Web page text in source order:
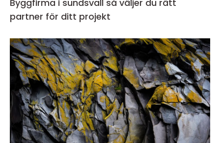
Byggfirma i sundsvall så väljer du rätt
partner för ditt projekt